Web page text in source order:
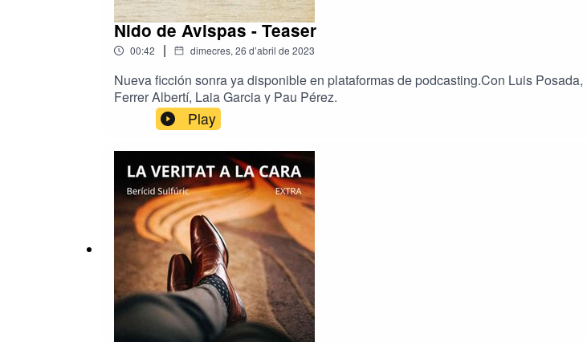
Nido de Avispas - Teaser
00:42 | dimecres, 26 d’abril de 2023
Nueva ficción sonra ya disponible en plataformas de podcasting.Con Luis
Ferrer Albertí, Laia Garcia y Pau Pérez.
Play